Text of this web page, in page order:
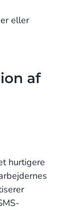
eller
af
hurtigere